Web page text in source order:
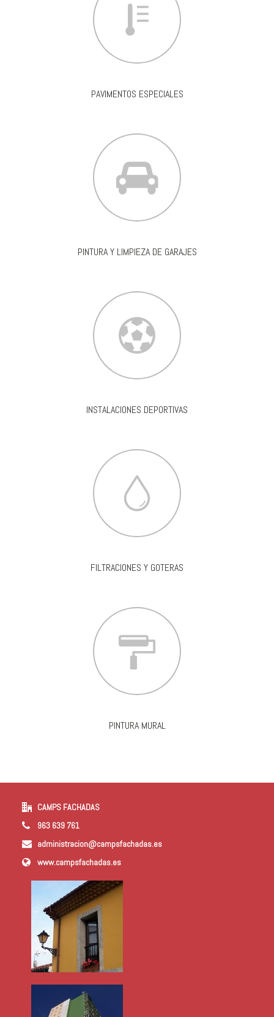
PAVIMENTOS ESPECIALES
PINTURA Y LIMPIEZA DE GARAJES
INSTALACIONES DEPORTIVAS
FILTRACIONES Y GOTERAS
PINTURA MURAL
CAMPS FACHADAS
963 639 761
administracion@campsfachadas.es
www.campsfachadas.es